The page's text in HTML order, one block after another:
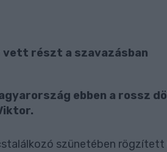
vett részt a szavazásban
ebben a rossz
szünetében